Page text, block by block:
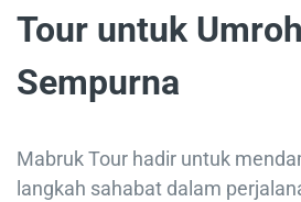
Tour untuk
Sempurna
Mabruk Tour hadir untuk
langkah sahabat dalam